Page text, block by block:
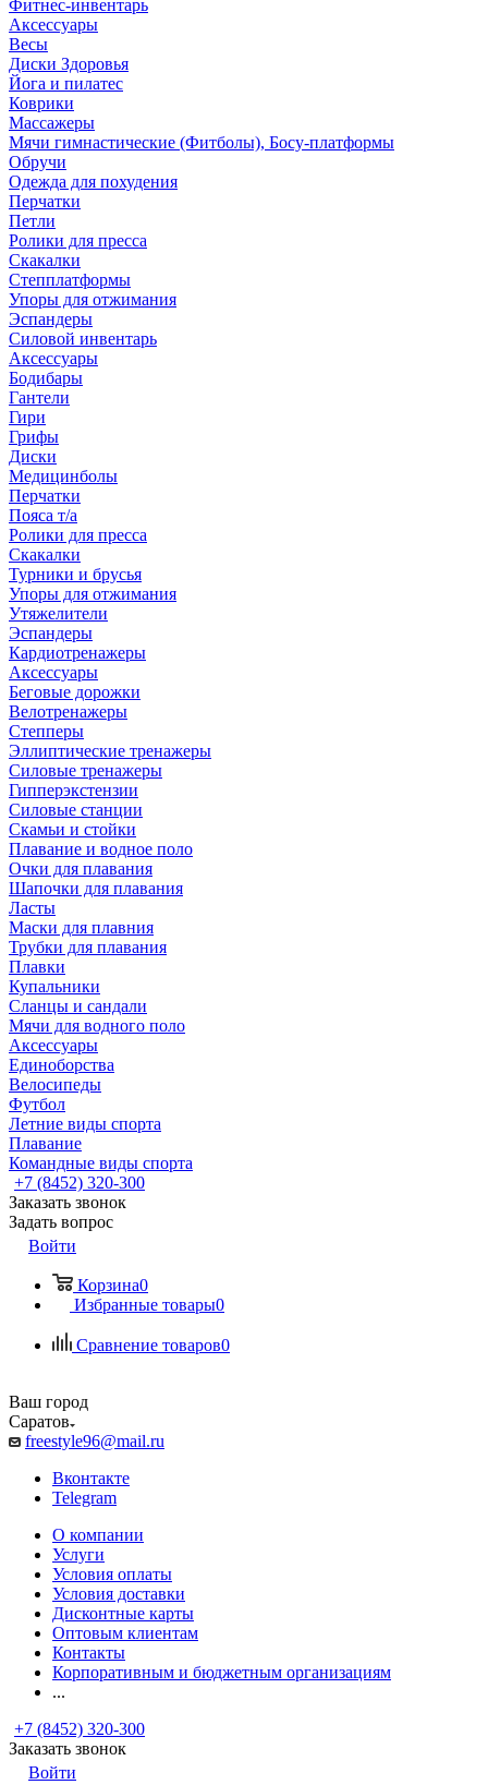
Фитнес-инвентарь
Аксессуары
Весы
Диски Здоровья
Йога и пилатес
Коврики
Массажеры
Мячи гимнастические (Фитболы), Босу-платформы
Обручи
Одежда для похудения
Перчатки
Петли
Ролики для пресса
Скакалки
Степплатформы
Упоры для отжимания
Эспандеры
Силовой инвентарь
Аксессуары
Бодибары
Гантели
Гири
Грифы
Диски
Медицинболы
Перчатки
Пояса т/а
Ролики для пресса
Скакалки
Турники и брусья
Упоры для отжимания
Утяжелители
Эспандеры
Кардиотренажеры
Аксессуары
Беговые дорожки
Велотренажеры
Степперы
Эллиптические тренажеры
Силовые тренажеры
Гипперэкстензии
Силовые станции
Скамьи и стойки
Плавание и водное поло
Очки для плавания
Шапочки для плавания
Ласты
Маски для плавния
Трубки для плавания
Плавки
Купальники
Сланцы и сандали
Мячи для водного поло
Аксессуары
Единоборства
Велосипеды
Футбол
Летние виды спорта
Плавание
Командные виды спорта
+7 (8452) 320-300
Заказать звонок
Задать вопрос
Войти
Корзина0
Избранные товары0
Сравнение товаров0
Ваш город
Саратов
freestyle96@mail.ru
Вконтакте
Telegram
О компании
Услуги
Условия оплаты
Условия доставки
Дисконтные карты
Оптовым клиентам
Контакты
Корпоративным и бюджетным организациям
...
+7 (8452) 320-300
Заказать звонок
Войти